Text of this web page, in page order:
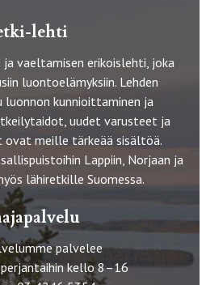
lehti
vaeltamisen erikoislehti, joka
luontoelämyksiin. Lehden
luonnon kunnioittaminen ja
uudet varusteet ja
meille tärkeää sisältöä.
Lappiin, Norjaan ja
lähiretkille Suomessa.
palvelee
kello 8–16